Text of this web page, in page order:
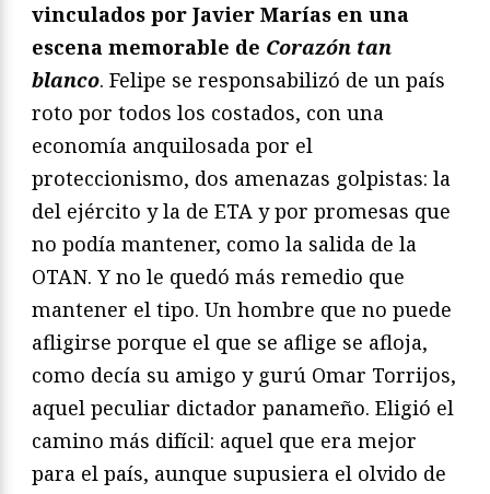
vinculados por Javier Marías en una
escena memorable de Corazón tan
blanco. Felipe se responsabilizó de un país
roto por todos los costados, con una
economía anquilosada por el
proteccionismo, dos amenazas golpistas: la
del ejército y la de ETA y por promesas que
no podía mantener, como la salida de la
OTAN. Y no le quedó más remedio que
mantener el tipo. Un hombre que no puede
afligirse porque el que se aflige se afloja,
como decía su amigo y gurú Omar Torrijos,
aquel peculiar dictador panameño. Eligió el
camino más difícil: aquel que era mejor
para el país, aunque supusiera el olvido de